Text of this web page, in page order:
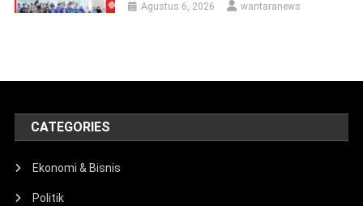
Agustus 6, 2026 wantaranews
CATEGORIES
Ekonomi & Bisnis
Politik